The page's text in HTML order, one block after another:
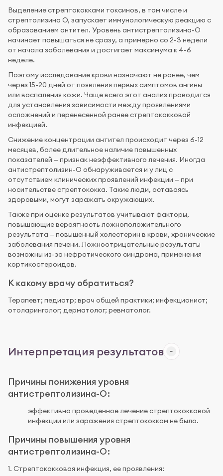
Выделение стрептококками токсинов, в том числе и
стрептолизина О, запускает иммунологическую реакцию с
образованием антител. Уровень антистрептолизина-О
начинает повышаться не сразу, а примерно со 2-3 недели
от начала заболевания и достигает максимума к 4-6
неделе.
Поэтому исследование крови назначают не ранее, чем
через 15-20 дней от появления первых симптомов ангины
или воспаления кожи. Чаще всего этот анализ проводится
для установления зависимости между проявлениями
осложнений и перенесенной ранее стрептококковой
инфекцией.
Снижение концентрации антител происходит через 6-12
месяцев, более длительное наличие повышенных
показателей — признак неэффективного лечения. Иногда
антистрептолизин-О обнаруживается и у лиц с
отсутствием клинических проявлений инфекции — при
носительстве стрептококка. Такие люди, оставаясь
здоровыми, могут заражать окружающих.
Также при оценке результатов учитывают факторы,
повышающие вероятность ложноположительного
результата — повышенный холестерин в крови, хронические
заболевания печени. Ложноотрицательные результаты
возможны из-за нефротического синдрома, применения
кортикостероидов.
К какому врачу обратиться?
Терапевт; педиатр; врач общей практики; инфекционист;
отоларинголог; дерматолог; ревматолог.
Интерпретация результатов
Причины понижения уровня
антистрептолизина-О:
эффективно проведенное лечение стрептококковой
инфекции или заражения стрептококком не было.
Причины повышения уровня
антистрептолизина-О:
1. Стрептококковая инфекция, ее проявления: